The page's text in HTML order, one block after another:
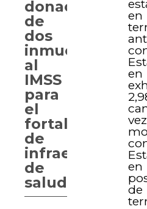
vez
en
donación
de
dos
inmuebles
al
IMSS
para
el
fortalecimiento
de
infraestructura
de
salud